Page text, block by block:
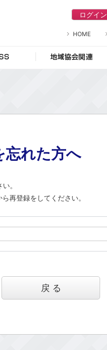
防犯設備協会
ログイン
HOME
士 RBSS
忘れた方へ
。
再登録をしてください。
戻 る